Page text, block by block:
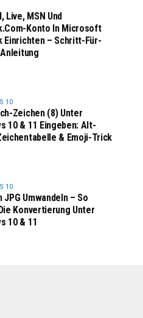
Live, MSN Und
Konto In Microsoft
Einrichten – Schritt-Für-
10
Zeichen (8) Unter
10 & 11 Eingeben: Alt-
& Emoji-Trick
10
JPG Umwandeln – So
Konvertierung Unter
10 & 11